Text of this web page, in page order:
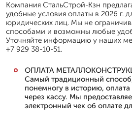
Компания СтальСтрой-Кзн
удобные условия оплаты в 2026 г.
юридических лиц. Мы не
способами и возможны любые
Уточняйте информацию у наших
+7 929 38-10-51.
ОПЛАТА
Самый традиционный
понемногу в историю,
через кассу. Мы
электронный чек об оплате